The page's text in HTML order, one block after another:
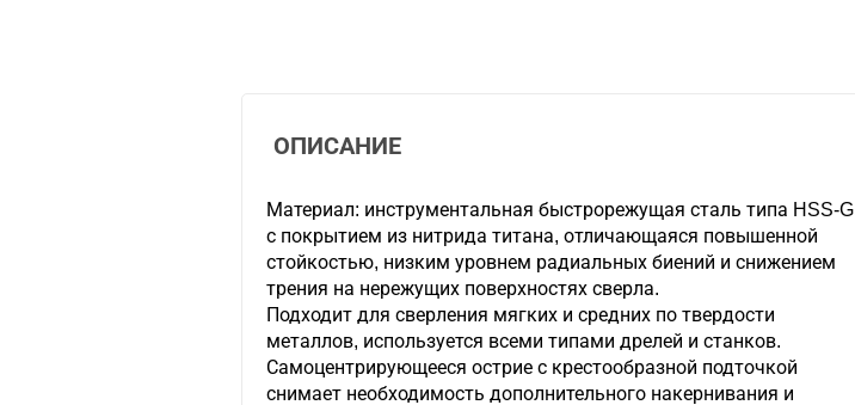
ОПИСАНИЕ
Материал: инструментальная быстрорежущая сталь типа HSS-G
с покрытием из нитрида титана, отличающаяся повышенной
стойкостью, низким уровнем радиальных биений и снижением
трения на нережущих поверхностях сверла.
Подходит для сверления мягких и средних по твердости
металлов, используется всеми типами дрелей и станков.
Самоцентрирующееся острие с крестообразной подточкой
снимает необходимость дополнительного накернивания и